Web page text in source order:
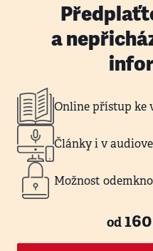
a
Online přístup ke
Články i v
Možnost
od160